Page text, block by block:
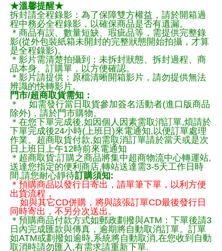
★溫馨提醒★
拆封請全程錄影：為了保障雙方權益，請於開箱過
程中務必全程錄影，以確保商品是否有遺漏。
＊商品有誤、數量短缺、瑕疵品等，需提供完整錄
影(從外包裝紙箱未開封的完整狀態開始拍攝，才算
是全程錄影)。
＊影片需清楚拍攝到：未拆封狀態、拆封過程、商
品本身、訂購單，以方便確認。
＊影片請提供：原檔清晰開箱影片，請勿提供無法
辨識的快轉影片。
門市/超商取貨需知：
＊ 如需發行當日取貨參加簽名活動者(進口版商品
除外)，請於門市購物。
＊在您下單完成後,如因個人因素需取消訂單,煩請於
下單完成後24小時(上班日)來電通知,以便訂單處理
作業。超商取貨付款,如需取消訂單請於當天或是次
日上班日上午12時前來電通知
＊超商取貨:訂購之商品將集中超商物流中心轉運站,
送達您指定的便利商店,轉站送達需3-5天工作日時
間,請您耐心靜待訂購須知:
＊預購商品以發行日寄出，請單筆下單，以利方便
出貨流程，
如與其它CD併購，將與該張訂單CD最後發行日
同時寄出，不另分次送出。
＊預購商品付款方式如郵政劃撥與ATM：下單後請3
日內完成匯款與傳真，逾期將自動取消訂單。訂單
如ATM或劃撥如逾時,系統將自動取消,在您收到自動
取消時請勿匯入,有需求請重新下單.